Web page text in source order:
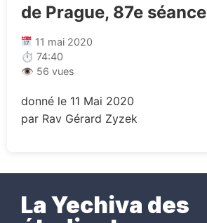
de Prague, 87e séance
11 mai 2020
⏱ 74:40
👁 56 vues
donné le 11 Mai 2020
par Rav Gérard Zyzek
La Yechiva des